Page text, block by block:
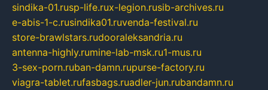
sindika-01.rusp-life.rux-legion.rusib-archives.ru
e-abis-1-c.rusindika01.ruvenda-festival.ru
store-brawlstars.rudooraleksandria.ru
antenna-highly.rumine-lab-msk.ru1-mus.ru
3-sex-porn.ruban-damn.rupurse-factory.ru
viagra-tablet.rufasbags.ruadler-jun.rubandamn.ru